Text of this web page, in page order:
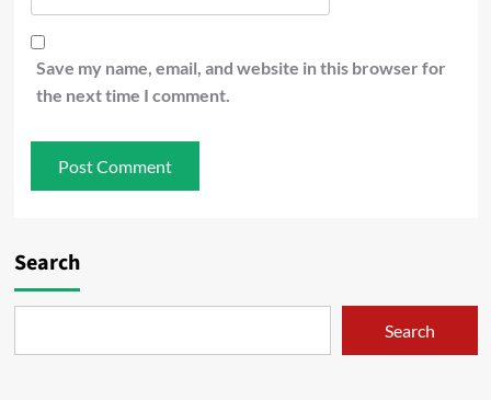
Save my name, email, and website in this browser for
the next time I comment.
Search
Search